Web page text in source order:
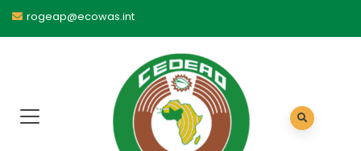
rogeap@ecowas.int